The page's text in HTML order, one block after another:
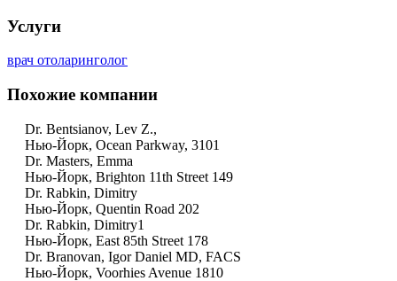
Услуги
врач отоларинголог
Похожие компании
Dr. Bentsianov, Lev Z.,
Нью-Йорк, Ocean Parkway, 3101
Dr. Masters, Emma
Нью-Йорк, Brighton 11th Street 149
Dr. Rabkin, Dimitry
Нью-Йорк, Quentin Road 202
Dr. Rabkin, Dimitry1
Нью-Йорк, East 85th Street 178
Dr. Branovan, Igor Daniel MD, FACS
Нью-Йорк, Voorhies Avenue 1810